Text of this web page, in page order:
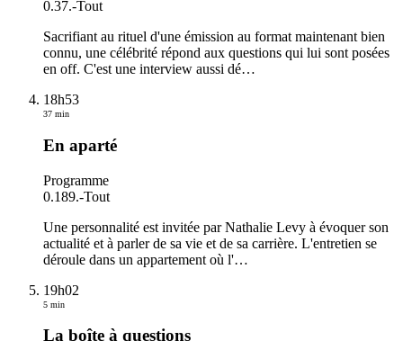
0.37.-Tout
Sacrifiant au rituel d'une émission au format maintenant bien
connu, une célébrité répond aux questions qui lui sont posées
en off. C'est une interview aussi dé…
18h53
37 min
En aparté
Programme
0.189.-Tout
Une personnalité est invitée par Nathalie Levy à évoquer son
actualité et à parler de sa vie et de sa carrière. L'entretien se
déroule dans un appartement où l'…
19h02
5 min
La boîte à questions